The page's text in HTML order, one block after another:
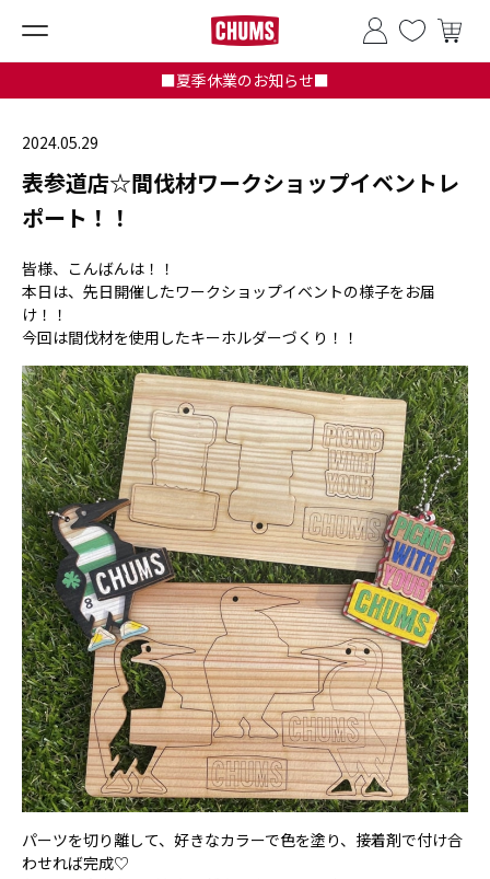
■夏季休業のお知らせ■
2024.05.29
表参道店☆間伐材ワークショップイベントレ
ポート！！
皆様、こんばんは！！
本日は、先日開催したワークショップイベントの様子をお届
け！！
今回は間伐材を使用したキーホルダーづくり！！
パーツを切り離して、好きなカラーで色を塗り、接着剤で付け合
わせれば完成♡